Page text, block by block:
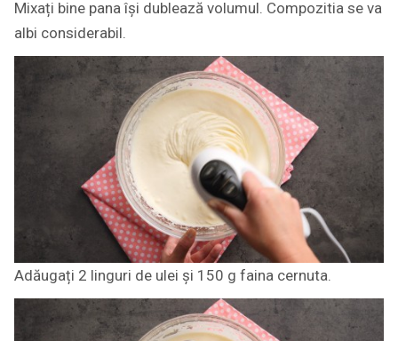
Mixați bine pana își dublează volumul. Compozitia se va
albi considerabil.
Adăugați 2 linguri de ulei și 150 g faina cernuta.